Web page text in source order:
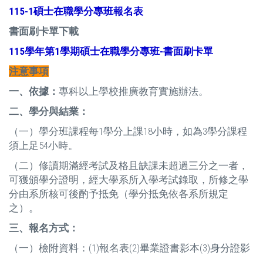
115-1碩士在職學分專班報名表
書面刷卡單下載
115學年第1學期碩士在職學分專班-書面刷卡單
注意事項
一、依據： 專科以上學校推廣教育實施辦法。
二、學分與結業：
（一）學分班課程每1學分上課18小時，如為3學分課程
須上足54小時。
（二）修讀期滿經考試及格且缺課未超過三分之一者，
可獲頒學分證明，經大學系所入學考試錄取，所修之學
分由系所核可後酌予抵免（學分抵免依各系所規定
之）。
三、報名方式：
（一）檢附資料：(1)報名表(2)畢業證書影本(3)身分證影